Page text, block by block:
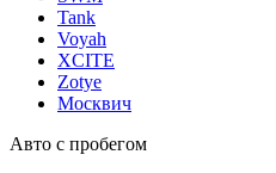
Tank
Voyah
XCITE
Zotye
Москвич
Авто с пробегом